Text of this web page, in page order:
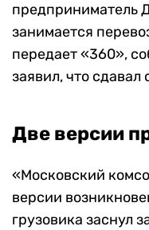
предприниматель
занимается
передает «360»,
заявил, что сдавал
Две версии
«Московский
версии
грузовика заснул